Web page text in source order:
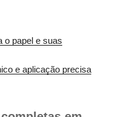
o papel e suas
e aplicação precisa